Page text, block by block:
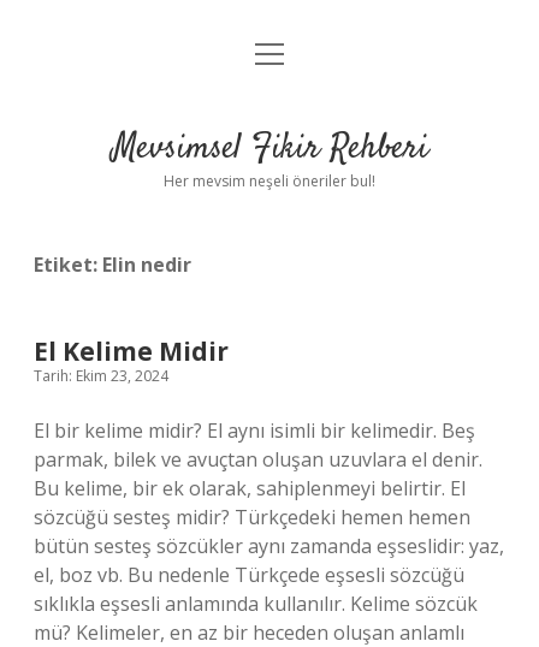
Anasayfa
Yasal Uyarı
menüyü
Mevsimsel Fikir Rehberi
Her mevsim neşeli öneriler bul!
Etiket: Elin nedir
El Kelime Midir
Tarih: Ekim 23, 2024
El bir kelime midir? El aynı isimli bir kelimedir. Beş
parmak, bilek ve avuçtan oluşan uzuvlara el denir.
Bu kelime, bir ek olarak, sahiplenmeyi belirtir. El
sözcüğü sesteş midir? Türkçedeki hemen hemen
bütün sesteş sözcükler aynı zamanda eşseslidir: yaz,
el, boz vb. Bu nedenle Türkçede eşsesli sözcüğü
sıklıkla eşsesli anlamında kullanılır. Kelime sözcük
mü? Kelimeler, en az bir heceden oluşan anlamlı